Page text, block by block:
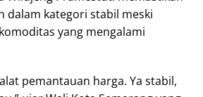
dalam kategori stabil meski
yang mengalami
pemantauan harga. Ya stabil,